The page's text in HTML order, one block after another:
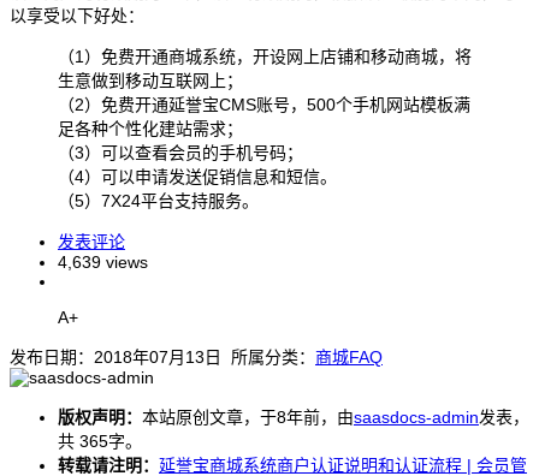
以享受以下好处：
（1）免费开通商城系统，开设网上店铺和移动商城，将
生意做到移动互联网上；
（2）免费开通延誉宝CMS账号，500个手机网站模板满
足各种个性化建站需求；
（3）可以查看会员的手机号码；
（4）可以申请发送促销信息和短信。
（5）7X24平台支持服务。
发表评论
4,639 views
A+
发布日期：2018年07月13日 所属分类： 商城FAQ
版权声明： 本站原创文章，于8年前，由saasdocs-admin发表，
共 365字。
转载请注明： 延誉宝商城系统商户认证说明和认证流程 | 会员管